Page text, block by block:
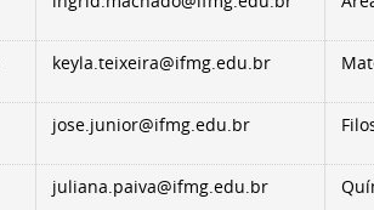
keyla.teixeira@ifmg.edu.br
jose.junior@ifmg.edu.br
juliana.paiva@ifmg.edu.br